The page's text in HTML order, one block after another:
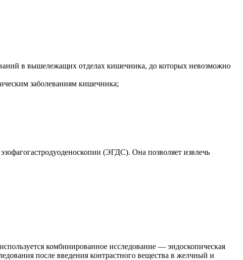
в вышележащих отделах кишечника, до которых невозможно
заболеваниям кишечника;
(ЭГДС). Она позволяет извлечь
комбинированное исследование — эндоскопическая
после введения контрастного вещества в желчный и